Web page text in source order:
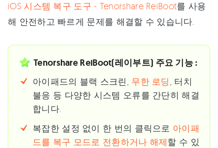
iOS 시스템 복구 도구 - Tenorshare ReiBoot를 사용
해 안전하고 빠르게 문제를 해결할 수 있습니다.
Tenorshare ReiBoot(레이부트) 주요 기능 :
아이패드의 블랙 스크린, 무한 로딩 , 터치
불응 등 다양한 시스템 오류를 간단히 해결
합니다.
복잡한 설정 없이 한 번의 클릭으로 아이패
드를 복구 모드로 전환하거나 해제할 수 있